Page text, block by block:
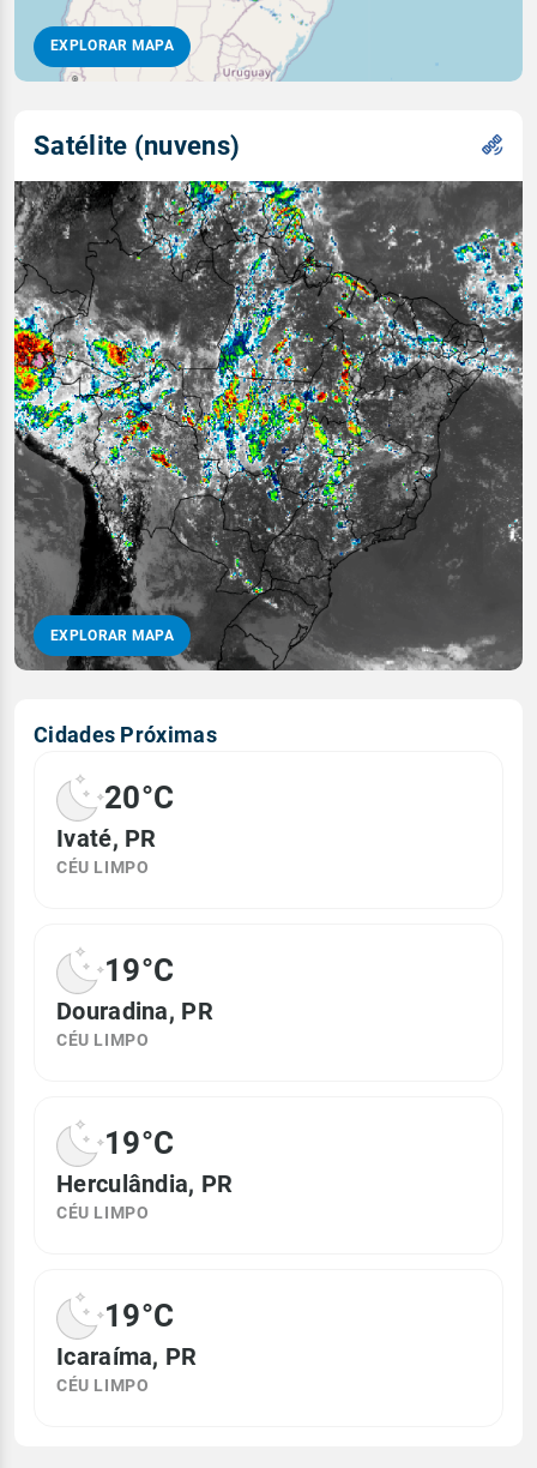
EXPLORAR MAPA
Satélite (nuvens)
EXPLORAR MAPA
Cidades Próximas
20°C
Ivaté, PR
CÉU LIMPO
19°C
Douradina, PR
CÉU LIMPO
19°C
Herculândia, PR
CÉU LIMPO
19°C
Icaraíma, PR
CÉU LIMPO